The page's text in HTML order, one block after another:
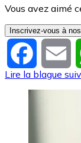
Vous avez aimé
Inscrivez-vous à
Facebook
Lire la blague